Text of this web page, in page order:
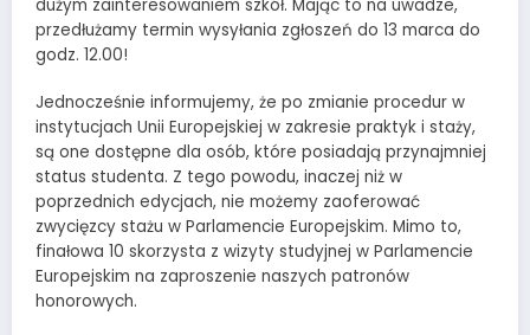
dużym zainteresowaniem szkół. Mając to na uwadze,
przedłużamy termin wysyłania zgłoszeń do 13 marca do
godz. 12.00!
Jednocześnie informujemy, że po zmianie procedur w
instytucjach Unii Europejskiej w zakresie praktyk i staży,
są one dostępne dla osób, które posiadają przynajmniej
status studenta. Z tego powodu, inaczej niż w
poprzednich edycjach, nie możemy zaoferować
zwycięzcy stażu w Parlamencie Europejskim. Mimo to,
finałowa 10 skorzysta z wizyty studyjnej w Parlamencie
Europejskim na zaproszenie naszych patronów
honorowych.